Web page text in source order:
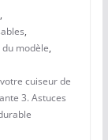
,
,
du modèle,
cuiseur de
3. Astuces